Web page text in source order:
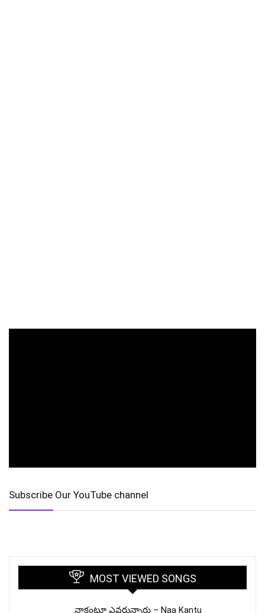
Subscribe Our YouTube channel
MOST VIEWED SONGS
నాకంటూ ఎవరున్నారు – Naa Kantu